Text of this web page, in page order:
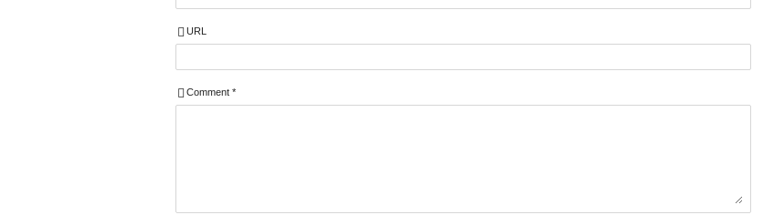
URL
Comment *